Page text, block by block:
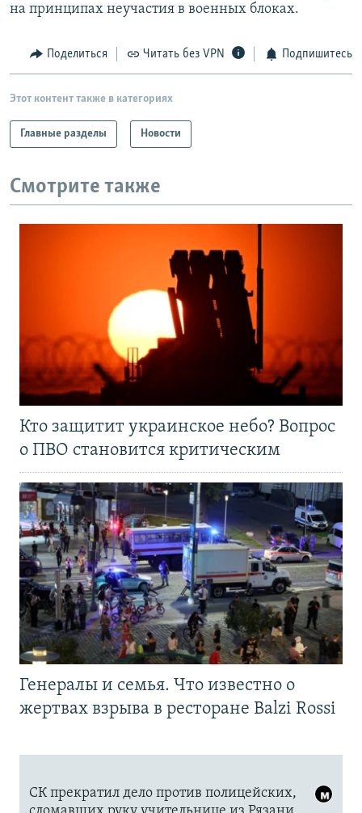
на принципах неучастия в военных блоках.
Поделиться Читать без VPN Подпишитесь
Этот контент также в категориях
Главные разделы Новости
Смотрите также
Кто защитит украинское небо? Вопрос
о ПВО становится критическим
Генералы и семья. Что известно о
жертвах взрыва в ресторане Balzi Rossi